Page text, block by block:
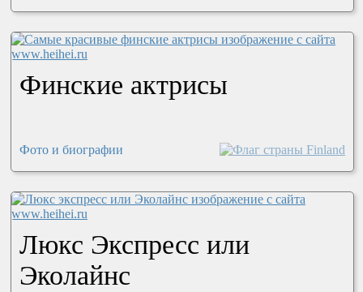
Финские актрисы
Фото и биографии
Люкс Экспресс или
Эколайнс